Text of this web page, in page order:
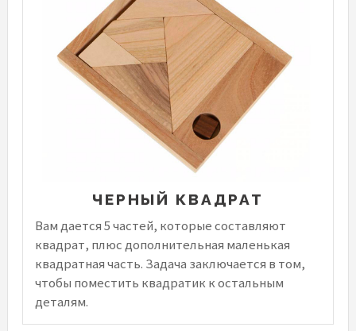
ЧЕРНЫЙ КВАДРАТ
Вам дается 5 частей, которые составляют
квадрат, плюс дополнительная маленькая
квадратная часть. Задача заключается в том,
чтобы поместить квадратик к остальным
деталям.